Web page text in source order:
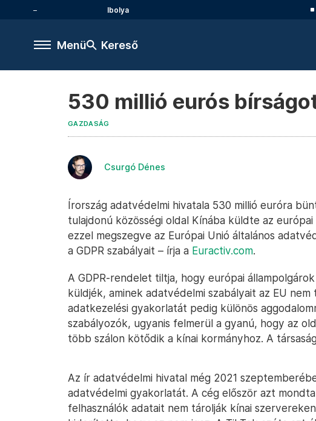
Ibolya
Menü Kereső
530 millió eurós
GAZDASÁG
Csurgó Dénes
Írország adatvédelmi hivatala 530 millió euróra
tulajdonú közösségi oldal Kínába küldte az
ezzel megszegve az Európai Unió általános
a GDPR szabályait – írja a Euractiv.com.
A GDPR-rendelet tiltja, hogy európai
küldjék, aminek adatvédelmi szabályait az EU
adatkezelési gyakorlatát pedig különös
szabályozók, ugyanis felmerül a gyanú, hogy az
több szálon kötődik a kínai kormányhoz. A
Az ír adatvédelmi hivatal még 2021
adatvédelmi gyakorlatát. A cég először azt
felhasználók adatait nem tárolják kínai